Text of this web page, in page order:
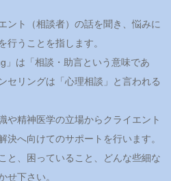
ント（相談者）の話を聞き、悩みに
行うことを指します。
」は「相談・助言という意味であ
セリングは「心理相談」と言われる
や精神医学の立場からクライエント
決へ向けてのサポートを行います。
と、困っていること、どんな些細な
せ下さい。